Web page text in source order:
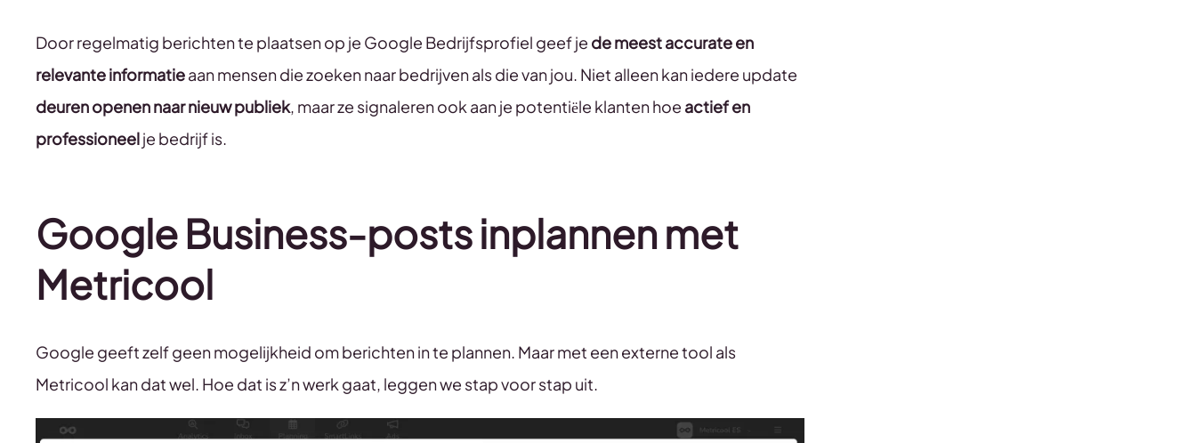
Door regelmatig berichten te plaatsen op je Google Bedrijfsprofiel geef je de meest accurate en
relevante informatieaan mensen die zoeken naar bedrijven als die van jou. Niet alleen kan iedere update
deuren openen naar nieuw publiek, maar ze signaleren ook aan je potentiële klanten hoe actief en
professioneelje bedrijf is.
Google Business-posts inplannen met
Metricool
Google geeft zelf geen mogelijkheid om berichten in te plannen. Maar met een externe tool als
Metricool kan dat wel. Hoe dat is z’n werk gaat, leggen we stap voor stap uit.